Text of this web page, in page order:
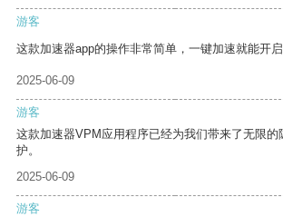
游客
这款加速器app的操作非常简单，一键加速就能开启
2025-06-09
游客
这款加速器VPM应用程序已经为我们带来了无限的
护。
2025-06-09
游客